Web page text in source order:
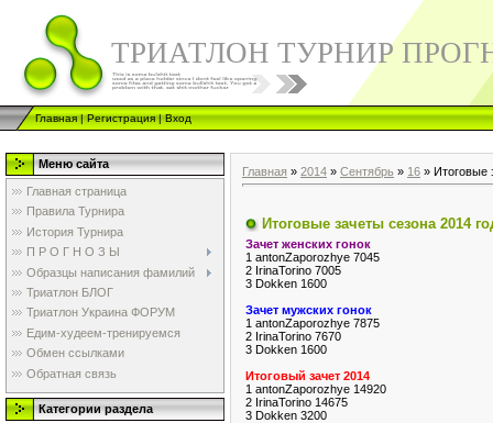
ТРИАТЛОН ТУРНИР
Главная|Регистрация|Вход
Меню сайта
Главная страница
Правила Турнира
История Турнира
П Р О Г Н О З Ы
Образцы написания фамилий
Триатлон БЛОГ
Триатлон Украина ФОРУМ
Едим-худеем-тренируемся
Обмен ссылками
Обратная связь
Категории раздела
Главная » 2014 » Сентябрь » 16 » Итоговые
Итоговые зачеты сезона 2014
Зачет женских гонок
1 antonZaporozhye 7045
2 IrinaTorino 7005
3 Dokken 1600
Зачет мужских гонок
1 antonZaporozhye 7875
2 IrinaTorino 7670
3 Dokken 1600
Итоговый зачет 2014
1 antonZaporozhye 14920
2 IrinaTorino 14675
3 Dokken 3200